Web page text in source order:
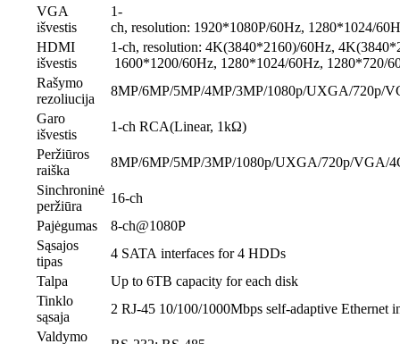
VGA
išvestis
1-
ch, resolution: 1920*1080P/60Hz, 1280*1024/
HDMI
išvestis
1-ch, resolution: 4K(3840*2160)/60Hz,
1600*1200/60Hz, 1280*1024/60Hz, 1280*720/
Rašymo
rezoliucija
8MP/6MP/5MP/4MP/3MP/1080p/UXGA/720p/
Garo
išvestis
1-ch RCA(Linear, 1kΩ)
Peržiūros
raiška
8MP/6MP/5MP/3MP/1080p/UXGA/720p/VGA/
Sinchroninė
peržiūra
16-ch
Pajėgumas
8-ch@1080P
Sąsajos
tipas
4 SATA interfaces for 4 HDDs
Talpa
Up to 6TB capacity for each disk
Tinklo
sąsaja
2 RJ-45 10/100/1000Mbps self-adaptive Ethernet
Valdymo